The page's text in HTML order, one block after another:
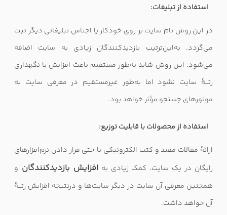
استفاده از تبلیغات:
در این روش نام سایت بر روی خودکار یا اجناس تبلیغاتی دیگر ثبت
می‌گردد. به‌این‌ترتیب بازدیدکنندگان زیادی به سایت اضافه
می‌شود. این روش شاید به‌طور مستقیم باعث افزایش یا نگهداری
رتبهٔ سایت نشود اما به‌طور غیرمستقیم در معرفی سایت به
موتورهای جستجو مؤثر خواهد بود.
استفاده از محصولات با قابلیت توزیع:
ارائهٔ مقالات مفید و کتب الکترونیکی یا حتی قرار دادن نرم‌افزارهای
رایگان در یک سایت، کمک زیادی به افزایش بازدیدکنندگان و
همچنین معرفی آن سایت در دیگر سایت‌ها و درنتیجه افزایش رتبهٔ
آن خواهد داشت.